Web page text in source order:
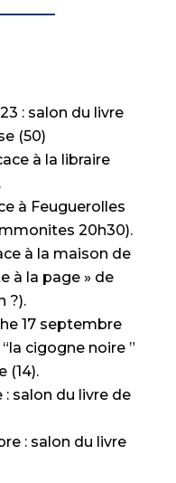
: salon du livre
(50)
à la libraire
à Feuguerolles
20h30).
à la maison de
à la page » de
?).
17 septembre
cigogne noire ”
(14).
: salon du livre de
: salon du livre